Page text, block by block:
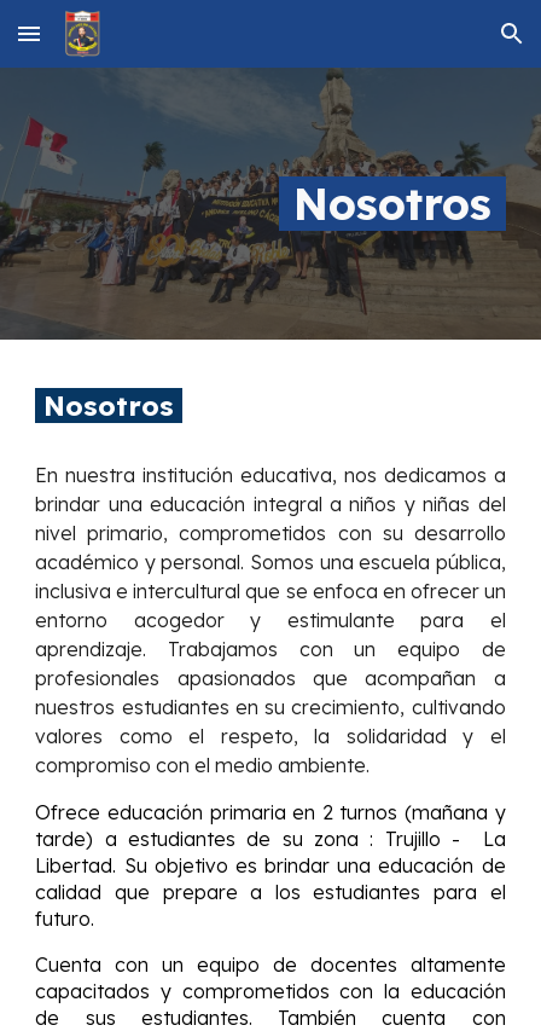
Skip to main content Skip to navigation
Nosotros
Nosotros
En nuestra institución educativa, nos dedicamos a
brindar una educación integral a niños y niñas del
nivel primario, comprometidos con su desarrollo
académico y personal. Somos una escuela pública,
inclusiva e intercultural que se enfoca en ofrecer un
entorno acogedor y estimulante para el
aprendizaje. Trabajamos con un equipo de
profesionales apasionados que acompañan a
nuestros estudiantes en su crecimiento, cultivando
valores como el respeto, la solidaridad y el
compromiso con el medio ambiente.
Ofrece educación primaria en 2 turnos (mañana y
tarde) a estudiantes de su zona : Trujillo - La
Libertad. Su objetivo es brindar una educación de
calidad que prepare a los estudiantes para el
futuro.
Cuenta con un equipo de docentes altamente
capacitados y comprometidos con la educación
de sus estudiantes. También cuenta con